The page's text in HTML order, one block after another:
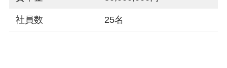
社員数 25名